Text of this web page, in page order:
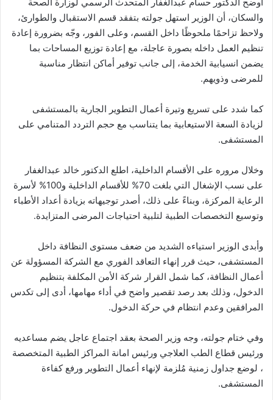
والسكان، أن الوزير استهل جولته بتفقد قسم الاستقبال والطوارئ،
ولاحظ تزاحمًا ملحوظًا داخل القسم، وعلى الفور، وجّه بضرورة إعادة
تنظيم العمل داخله بصورة عاجلة، مع إعادة توزيع المساحات بما
يضمن انسيابية الخدمة، إلى جانب توفير أماكن انتظار مناسبة
للمرضى وذويهم.
كما شدد على تسريع وتيرة أعمال التطوير الجارية بالمستشفى
لزيادة السعة الاستيعابية بما يتناسب مع حجم التردد المتنامي على
المستشفى.
وخلال مروره على الأقسام الداخلية، اطلع الدكتور خالد عبدالغفار
على نسب الإشغال التي بلغت 70% للأقسام الداخلية و100% لأسرة
الرعاية المركزة، وبناءً على ذلك، أصدر توجيهاته بزيادة أعداد الأطباء
وتوسيع التخصصات الطبية لتلبية احتياجات المرضى المتزايدة.
وأبدى الوزير استياءه الشديد من ضعف مستوى النظافة داخل
المستشفى، حيث قرر إنهاء التعاقد الفوري مع الشركة المسؤولة عن
أعمال النظافة، كما شمل القرار شركة الأمن المكلفة بتنظيم
الدخول، وذلك بعد رصد تقصير واضح في أداء مهامها، أدى إلى تكدس
المرافقين وعدم انتظام في حركة الدخول.
وفي ختام جولته، وجه وزير الصحة بعقد اجتماع عاجل يضم مساعديه
ورئيس قطاع الطب العلاجي ورئيس امانة المراكز الطبية المتخصصة
، لوضع جداول زمنية مُلزمة لإنهاء أعمال التطوير ورفع كفاءة
المستشفى.